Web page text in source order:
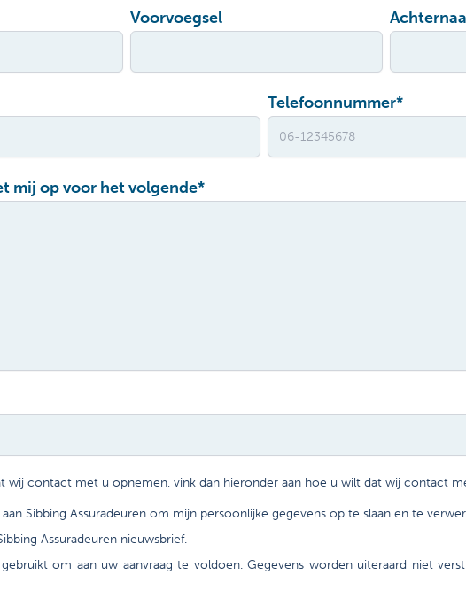
Voorvoegsel
Telefoonnummer*
mij op voor het volgende*
wij contact met u opnemen, vink dan hieronder aan hoe u wilt dat wij contact
Sibbing Assuradeuren om mijn persoonlijke gegevens op te slaan en te
Assuradeuren nieuwsbrief.
om aan uw aanvraag te voldoen. Gegevens worden uiteraard niet